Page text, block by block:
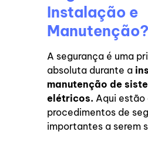
Instalação e
Manutenção?
A segurança é uma
absoluta durante a
manutenção de
elétricos. Aqui estão
procedimentos de
importantes a serem